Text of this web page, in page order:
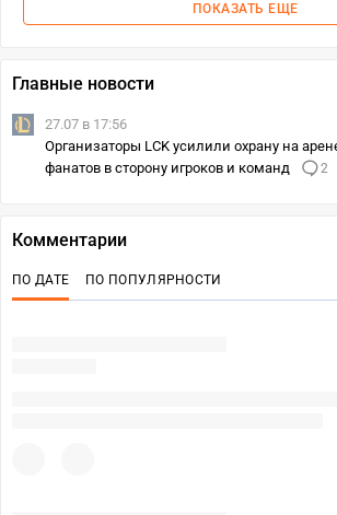
ПОКАЗАТЬ ЕЩЕ
Главные новости
27.07 в 17:56
Организаторы LCK усилили охрану на
фанатов в сторону игроков и команд
2
Комментарии
ПО ДАТЕ ПО ПОПУЛЯРНОСТИ